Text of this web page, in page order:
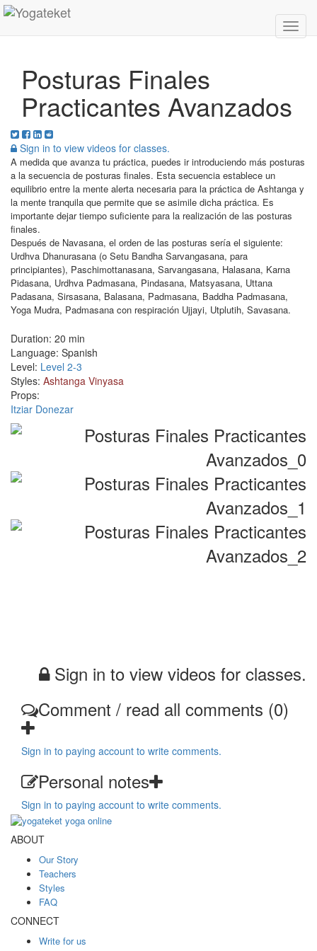
Posturas Finales
Practicantes Avanzados
Sign in to view videos for classes.
A medida que avanza tu práctica, puedes ir introduciendo más posturas
a la secuencia de posturas finales. Esta secuencia establece un
equilibrio entre la mente alerta necesaria para la práctica de Ashtanga y
la mente tranquila que permite que se asimile dicha práctica. Es
importante dejar tiempo suficiente para la realización de las posturas
finales.
Después de Navasana, el orden de las posturas sería el siguiente:
Urdhva Dhanurasana (o Setu Bandha Sarvangasana, para
principiantes), Paschimottanasana, Sarvangasana, Halasana, Karna
Pidasana, Urdhva Padmasana, Pindasana, Matsyasana, Uttana
Padasana, Sirsasana, Balasana, Padmasana, Baddha Padmasana,
Yoga Mudra, Padmasana con respiración Ujjayi, Utplutih, Savasana.
Duration: 20 min
Language: Spanish
Level: Level 2-3
Styles: Ashtanga Vinyasa
Props:
Itziar Donezar
Sign in to view videos for classes.
Comment / read all comments (0)
Sign in to paying account to write comments.
Personal notes
Sign in to paying account to write comments.
ABOUT
Our Story
Teachers
Styles
FAQ
CONNECT
Write for us